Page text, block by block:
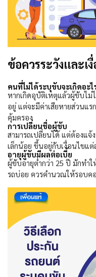
ข้อควรระวังและเ
คนที่ไม่ได้ระบุขับจะเกิดอะไ
หากเกิดอุบัติเหตุแล้วผู้ขับไม่
อยู่ แต่จะมีค่าเสียหายส่วนแ
คุ้มครอง
การเปลี่ยนชื่อผู้ขับ
สามารถเปลี่ยนได้ แต่ต้องแ
เล็กน้อย ขึ้นอยู่กับเงื่อนไขแ
อายุผู้ขับมีผลต่อเบี้ย
ผู้ขับอายุต่ำกว่า 25 ปี มักทำใ
รถบ่อย ควรคำนวณให้รอบค